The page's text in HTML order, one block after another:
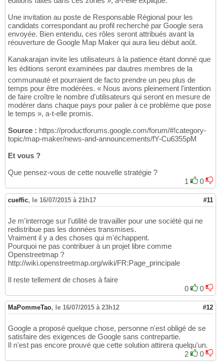
Une invitation au poste de Responsable Régional pour les
candidats correspondant au profil recherché par Google sera
envoyée. Bien entendu, ces rôles seront attribués avant la
réouverture de Google Map Maker qui aura lieu début août.
Kanakarajan invite les utilisateurs à la patience étant donné que
les éditions seront examinées par dautres membres de la
communauté et pourraient de facto prendre un peu plus de
temps pour être modérées. « Nous avons pleinement l'intention
de faire croître le nombre d'utilisateurs qui seront en mesure de
modérer dans chaque pays pour palier à ce problème que pose
le temps », a-t-elle promis.
Source : https://productforums.google.com/forum/#!category-
topic/map-maker/news-and-announcements/fY-Cu6355pM
Et vous ?
Que pensez-vous de cette nouvelle stratégie ?
1
0
cueffic, le 16/07/2015 à 21h17 #11
Je m'interroge sur l'utilité de travailler pour une société qui ne
redistribue pas les données transmises.
Vraiment il y a des choses qui m'échappent.
Pourquoi ne pas contribuer à un projet libre comme
Openstreetmap ?
http://wiki.openstreetmap.org/wiki/FR:Page_principale
Il reste tellement de choses à faire
0
0
MaPommeTao, le 16/07/2015 à 23h12 #12
Google a proposé quelque chose, personne n'est obligé de se
satisfaire des exigences de Google sans contrepartie.
Il n'est pas encore prouvé que cette solution attirera quelqu'un.
2
0